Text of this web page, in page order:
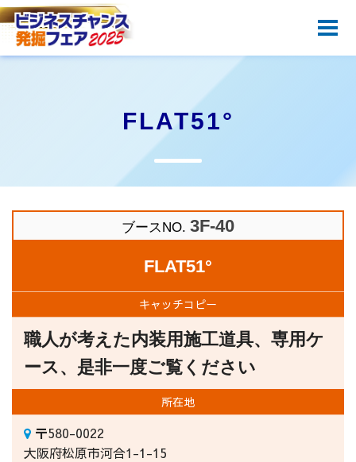
ＨＯＭＥ
開催概要
会場アクセス
お問い合わせ
FLAT51°
ブースNO. 3F-40
FLAT51°
キャッチコピー
職人が考えた内装用施工道具、専用ケ
ース、是非一度ご覧ください
所在地
〒580-0022
大阪府松原市河合1-1-15